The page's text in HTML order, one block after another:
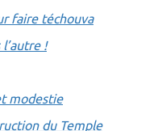
faire téchouva
!
modestie
du Temple